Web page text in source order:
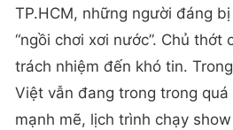
TP.HCM, những người đáng
“ngồi chơi xơi nước”. Chủ thớt
trách nhiệm đến khó tin.
Việt vẫn đang trong trong
mạnh mẽ, lịch trình chạy